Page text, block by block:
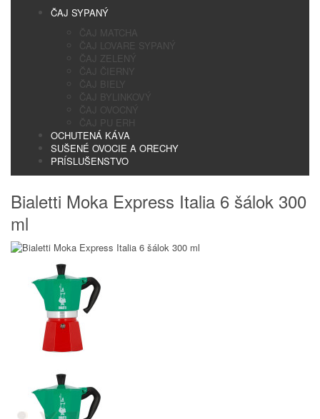
ČAJ SYPANÝ
ČAJ MATCHA
ČAJ LOVARE SYPANÝ
ČAJ ZELENÝ
ČAJ ČIERNY
ČAJ BIELY
ČAJ BYLINKOVÝ
ČAJ OVOCNÝ
ČAJ PU ERH
OCHUTENÁ KÁVA
SUŠENÉ OVOCIE A ORECHY
PRÍSLUŠENSTVO
Bialetti Moka Express Italia 6 šálok 300
ml